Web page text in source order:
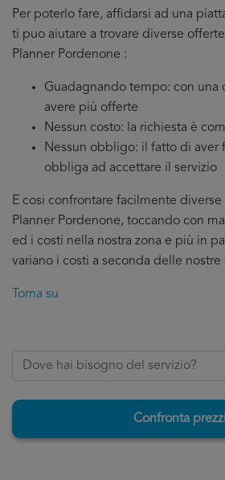
Per poterlo fare, affidarsi ad una
ti puo aiutare a trovare diverse
Planner Pordenone :
Guadagnando tempo: con una
avere più offerte
Nessun costo: la richiesta è
Nessun obbligo: il fatto di aver
obbliga ad accettare il servizio
E cosi confrontare facilmente
Planner Pordenone, toccando con
ed i costi nella nostra zona e più in
variano i costi a seconda delle nostre
Torna su
Confronta prezzi